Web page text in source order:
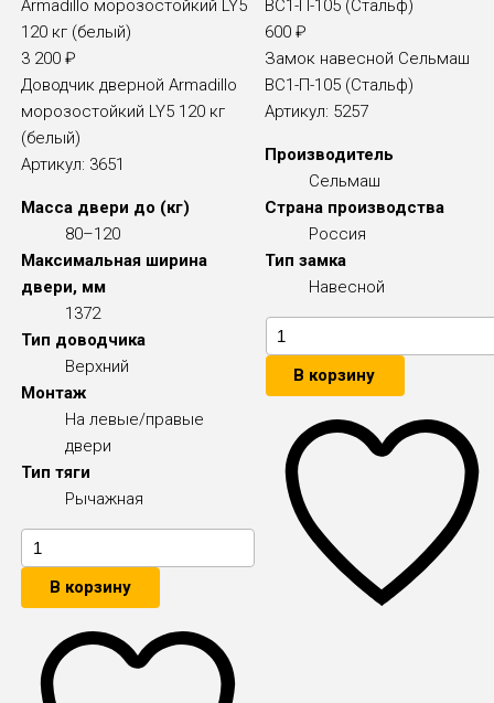
3 200₽
Доводчик дверной Armadillo
морозостойкий LY5 120 кг
(белый)
Артикул: 3651
Масса двери до (кг)
80–120
Максимальная ширина
двери, мм
1372
Тип доводчика
Верхний
Монтаж
На левые/правые
двери
Тип тяги
Рычажная
В корзину
600₽
Замок навесной Сельмаш
ВС1-П-105 (Стальф)
Артикул: 5257
Производитель
Сельмаш
Страна производства
Россия
Тип замка
Навесной
В корзину